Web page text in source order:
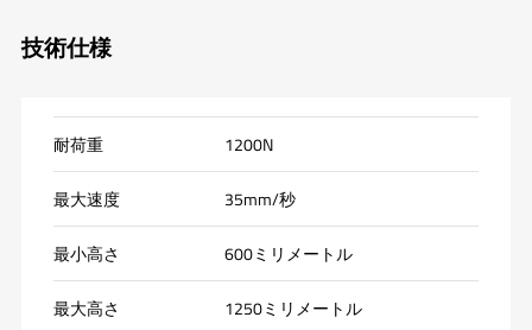
技術仕様
耐荷重 1200N
最大速度 35mm/秒
最小高さ 600ミリメートル
最大高さ 1250ミリメートル